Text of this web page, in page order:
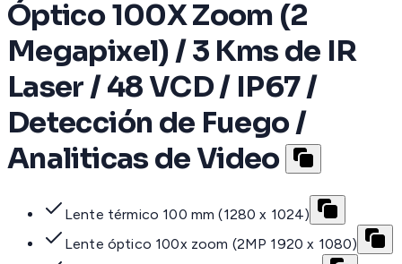
Óptico 100X Zoom (2
Megapixel) / 3 Kms de IR
Laser / 48 VCD / IP67 /
Detección de Fuego /
Analiticas de Video
Lente térmico 100 mm (1280 x 1024)
Lente óptico 100x zoom (2MP 1920 x 1080)